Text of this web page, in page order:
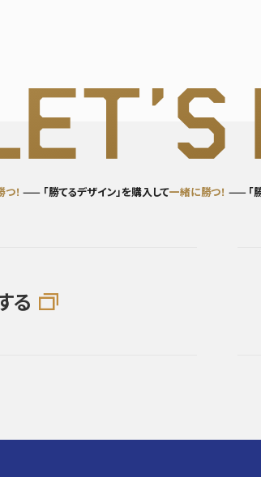
ET’S
—— 「勝てるデザイン」を購入して一緒に勝つ！—— 「勝て
る